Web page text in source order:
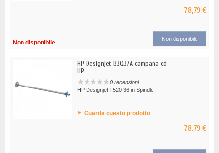
78,79 €
Non disponibile
Non disponibile
HP Designjet B3Q37A campana cd
HP
0 recensioni
HP Designjet T520 36-in Spindle
Guarda questo prodotto
78,79 €